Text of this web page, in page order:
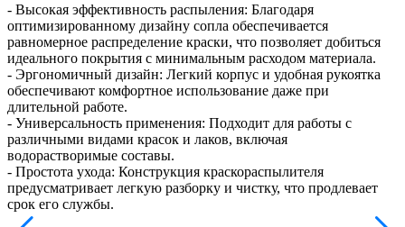
- Высокая эффективность распыления: Благодаря
оптимизированному дизайну сопла обеспечивается
равномерное распределение краски, что позволяет добиться
идеального покрытия с минимальным расходом материала.
- Эргономичный дизайн: Легкий корпус и удобная рукоятка
обеспечивают комфортное использование даже при
длительной работе.
- Универсальность применения: Подходит для работы с
различными видами красок и лаков, включая
водорастворимые составы.
- Простота ухода: Конструкция краскораспылителя
предусматривает легкую разборку и чистку, что продлевает
срок его службы.